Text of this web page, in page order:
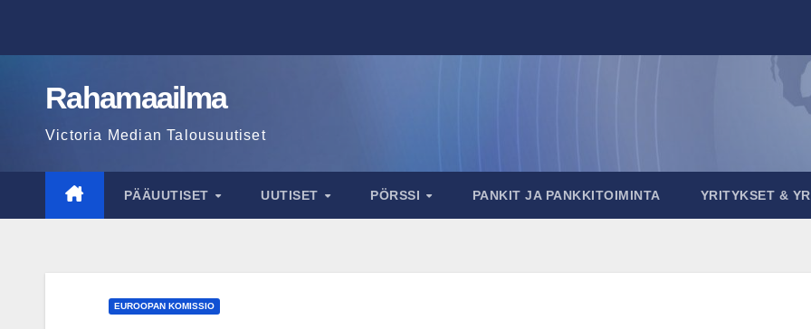
Rahamaailma
Victoria Median Talousuutiset
PÄÄUUTISET UUTISET PÖRSSI PANKIT JA PANKKITOIMINTA YRITYKSET &
EUROOPAN KOMISSIO